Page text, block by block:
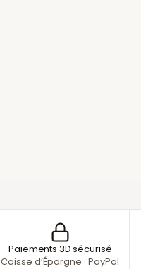
Paiements 3D sécurisé
Caisse d’Épargne · PayPal